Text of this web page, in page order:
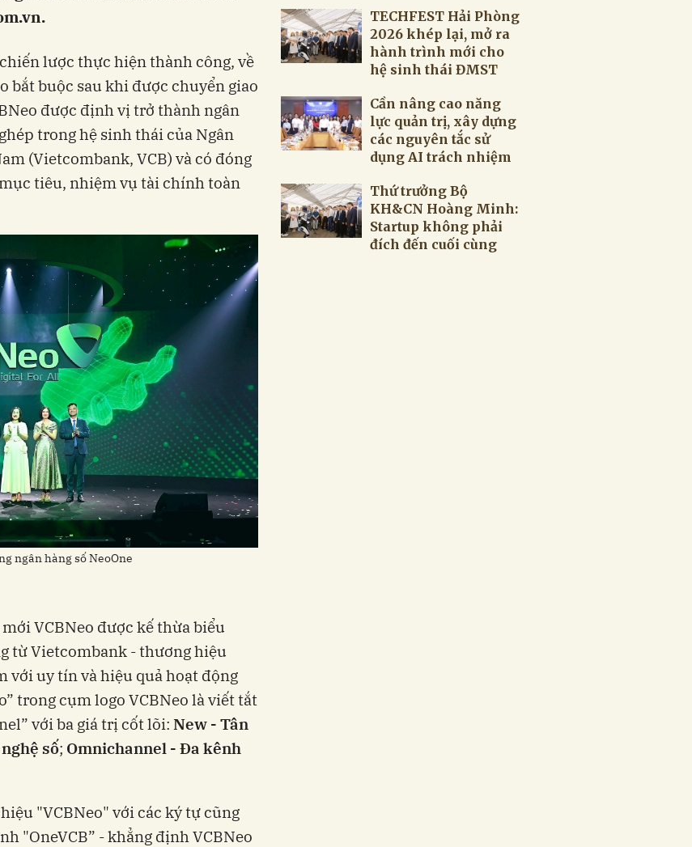
lược thực hiện thành công, về
bắt buộc sau khi được chuyển giao
được định vị trở thành ngân
trong hệ sinh thái của Ngân
(Vietcombank, VCB) và có đóng
tiêu, nhiệm vụ tài chính toàn
ngân hàng số NeoOne
VCBNeo được kế thừa biểu
từ Vietcombank - thương hiệu
với uy tín và hiệu quả hoạt động
trong cụm logo VCBNeo là viết tắt
với ba giá trị cốt lõi: New - Tân
nghệ số; Omnichannel - Đa kênh
"VCBNeo" với các ký tự cũng
"OneVCB” - khẳng định VCBNeo
TECHFEST Hải Phòng
2026 khép lại, mở ra
hành trình mới cho
hệ sinh thái ĐMST
Cần nâng cao năng
lực quản trị, xây dựng
các nguyên tắc sử
dụng AI trách nhiệm
Thứ trưởng Bộ
KH&CN Hoàng Minh:
Startup không phải
đích đến cuối cùng